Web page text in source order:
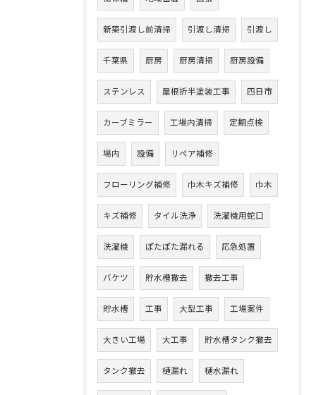
新築引渡し前清掃 引渡し清掃 引渡し
千葉県 厨房 厨房清掃 厨房設備
ステンレス 屋根折半塗装工事 四日市
カーブミラー 工場内清掃 定期点検
場内 設備 リペア補修
フローリング補修 巾木キズ補修 巾木
キズ補修 タイル洗浄 洗濯機用蛇口
洗濯機 ぽたぽた漏れる 応急処置
バケツ 貯水槽撤去 撤去工事
貯水槽 工事 大型工事 工場案件
大きい工場 大工事 貯水槽タンク撤去
タンク撤去 樋漏れ 樋水漏れ